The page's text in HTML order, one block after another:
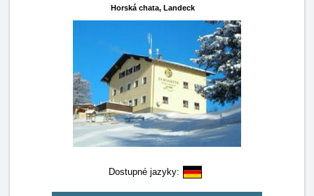
Horská chata, Landeck
Dostupné jazyky: